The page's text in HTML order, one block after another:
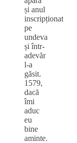
și anul
inscripționat
pe
undeva
și într-
adevăr
l-a
găsit.
1579,
dacă
îmi
aduc
eu
bine
aminte.